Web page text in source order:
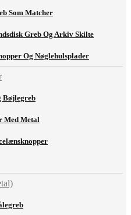
Som Matcher
Greb Og Arkiv Skilte
Og Nøglehulsplader
Bøjlegreb
Med Metal